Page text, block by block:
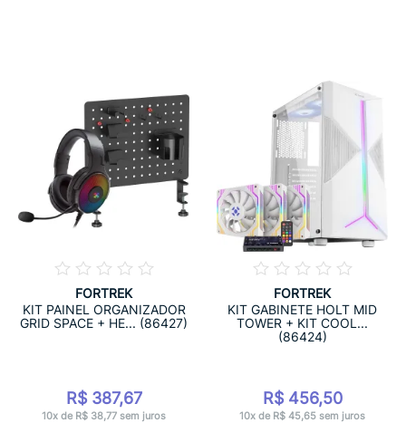
FORTREK
KIT PAINEL ORGANIZADOR
GRID SPACE + HE... (86427)
R$ 387,67
10x de R$ 38,77 sem juros
FORTREK
KIT GABINETE HOLT MID
TOWER + KIT COOL...
(86424)
R$ 456,50
10x de R$ 45,65 sem juros